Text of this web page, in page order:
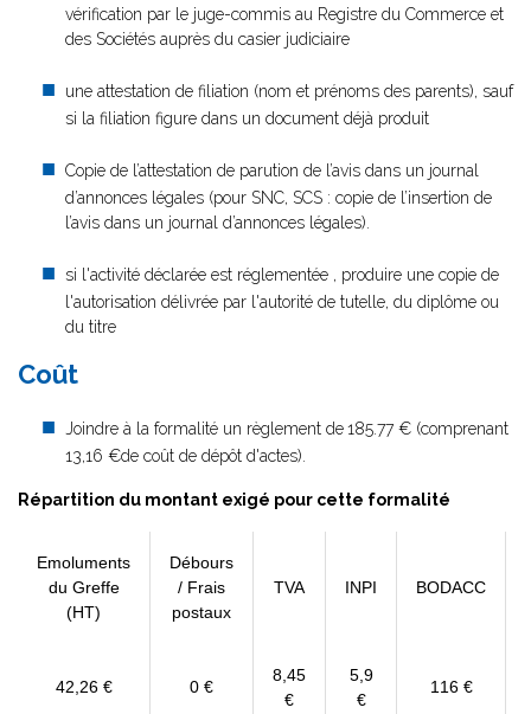
vérification par le juge-commis au Registre du Commerce et
des Sociétés auprès du casier judiciaire
une attestation de filiation (nom et prénoms des parents), sauf
si la filiation figure dans un document déjà produit
Copie de l’attestation de parution de l’avis dans un journal
d’annonces légales (pour SNC, SCS : copie de l’insertion de
l’avis dans un journal d’annonces légales).
si l'activité déclarée est réglementée , produire une copie de
l'autorisation délivrée par l'autorité de tutelle, du diplôme ou
du titre
Coût
Joindre à la formalité un règlement de185.77 € (comprenant
13,16 €de coût de dépôt d'actes).
Répartition du montant exigé pour cette formalité
Emoluments
du Greffe
(HT)
Débours
/ Frais
postaux
TVA INPI BODACC
42,26 € 0 €
8,45
€
5,9
€
116 €